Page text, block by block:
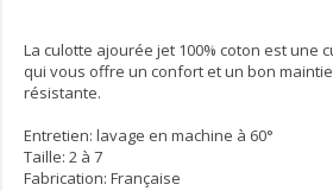
La culotte ajourée jet 100% coton est une
qui vous offre un confort et un bon
résistante.
Entretien: lavage en machine à 60°
Taille: 2 à 7
Fabrication: Française